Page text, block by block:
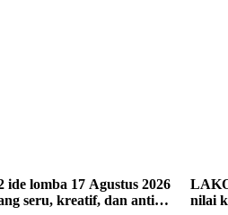
ide lomba 17 Agustus 2026
seru, kreatif, dan anti
nilai